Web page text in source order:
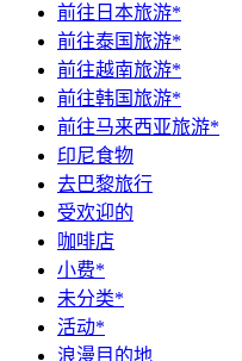
前往日本旅游*
前往泰国旅游*
前往越南旅游*
前往韩国旅游*
前往马来西亚旅游*
印尼食物
去巴黎旅行
受欢迎的
咖啡店
小费*
未分类*
活动*
浪漫目的地